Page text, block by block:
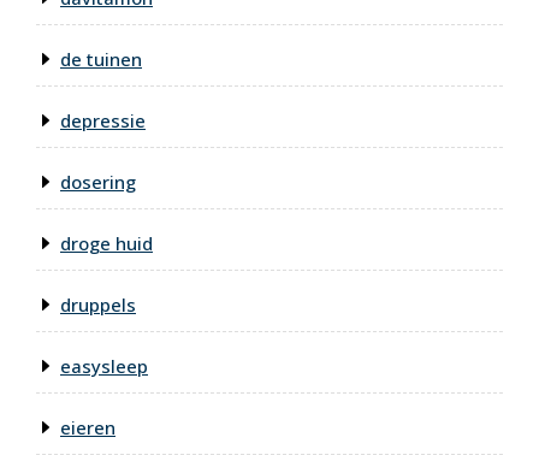
de tuinen
depressie
dosering
droge huid
druppels
easysleep
eieren